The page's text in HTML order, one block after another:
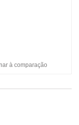
à comparação